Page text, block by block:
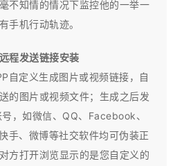
不知情的情况下监控他的一举一
手机行动轨迹。
程发送链接安装
自定义生成图片或视频链接，自
的图片或视频文件；生成之后发
，如微信、QQ、Facebook、
手、微博等社交软件均可伪装正
方打开浏览显示的是您自定义的